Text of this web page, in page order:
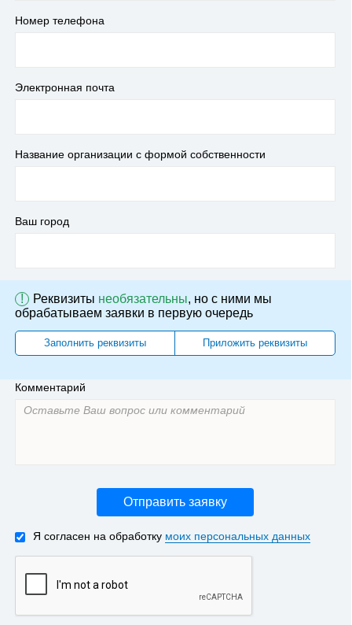
Номер телефона
Электронная почта
Название организации с формой собственности
Ваш город
! Реквизиты необязательны, но с ними мы
обрабатываем заявки в первую очередь
Заполнить реквизиты Приложить реквизиты
Комментарий
Отправить заявку
Я согласен на обработку моих персональных данных